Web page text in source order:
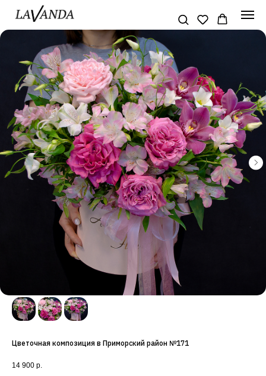
Цветочная композиция в Приморский район №171
14 900 р.